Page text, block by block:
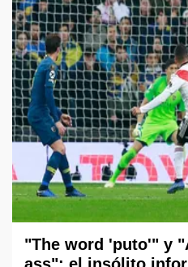
"The word 'puto'" y